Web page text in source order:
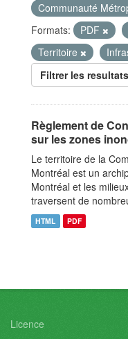
Communauté
Formats:
PDF
Territoire
Filtrer les resultats
Règlement de
sur les zones
Le territoire de la
Montréal est un
Montréal et les
traversent de
HTML PDF
Licence